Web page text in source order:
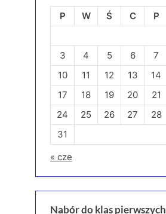
P
W Ś C P
3
4 5 6 7
10
11 12 13 14
17
18 19 20 21
24
25 26 27 28
31
« cze
Nabór do klas pierwszych